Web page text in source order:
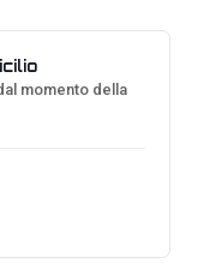
momento della